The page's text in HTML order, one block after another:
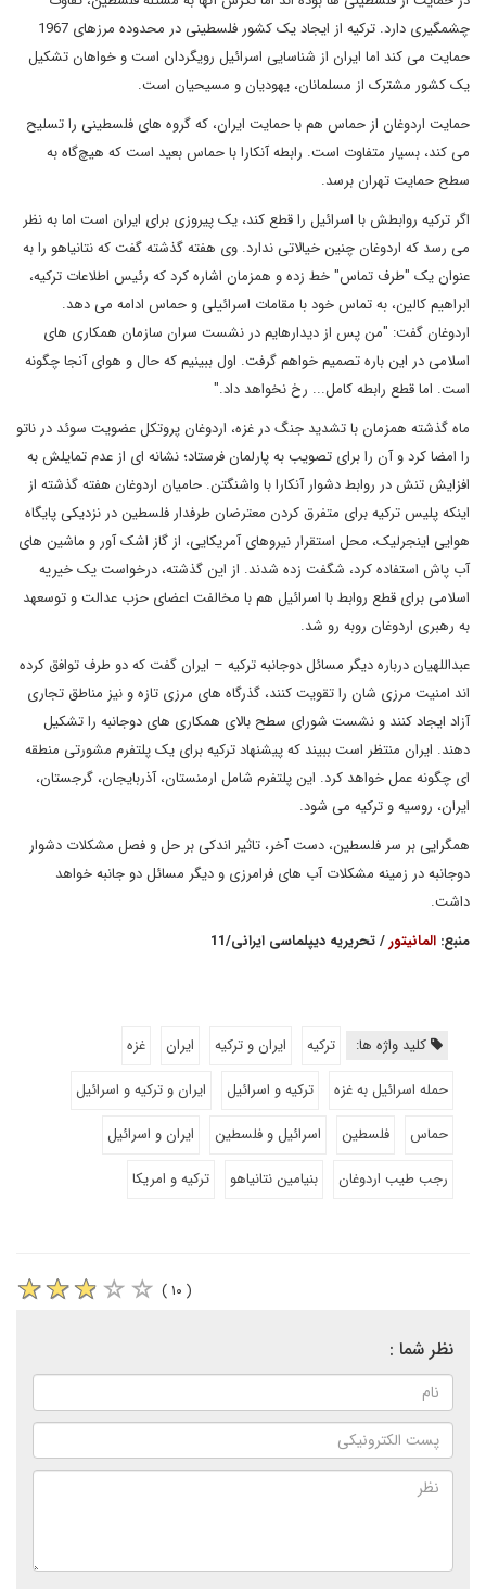
چشمگیری دارد. ترکیه از ایجاد یک کشور فلسطینی در محدوده مرزهای 1967
حمایت می کند اما ایران از شناسایی اسرائیل رویگردان است و خواهان تشکیل
یک کشور مشترک از مسلمانان، یهودیان و مسیحیان است.
حمایت اردوغان از حماس هم با حمایت ایران، که گروه های فلسطینی را تسلیح
می کند، بسیار متفاوت است. رابطه آنکارا با حماس بعید است که هیچ‌گاه به
سطح حمایت تهران برسد.
اگر ترکیه روابطش با اسرائیل را قطع کند، یک پیروزی برای ایران است اما به نظر
می رسد که اردوغان چنین خیالاتی ندارد. وی هفته گذشته گفت که نتانیاهو را به
عنوان یک "طرف تماس" خط زده و همزمان اشاره کرد که رئیس اطلاعات ترکیه،
ابراهیم کالین، به تماس خود با مقامات اسرائیلی و حماس ادامه می دهد.
اردوغان گفت: "من پس از دیدارهایم در نشست سران سازمان همکاری های
اسلامی در این باره تصمیم خواهم گرفت. اول ببینیم که حال و هوای آنجا چگونه
است. اما قطع رابطه کامل... رخ نخواهد داد."
ماه گذشته همزمان با تشدید جنگ در غزه، اردوغان پروتکل عضویت سوئد در ناتو
را امضا کرد و آن را برای تصویب به پارلمان فرستاد؛ نشانه ای از عدم تمایلش به
افزایش تنش در روابط دشوار آنکارا با واشنگتن. حامیان اردوغان هفته گذشته از
اینکه پلیس ترکیه برای متفرق کردن معترضان طرفدار فلسطین در نزدیکی پایگاه
هوایی اینجرلیک، محل استقرار نیروهای آمریکایی، از گاز اشک آور و ماشین های
آب پاش استفاده کرد، شگفت زده شدند. از این گذشته، درخواست یک خیریه
اسلامی برای قطع روابط با اسرائیل هم با مخالفت اعضای حزب عدالت و توسعهد
به رهبری اردوغان روبه رو شد.
عبداللهیان درباره دیگر مسائل دوجانبه ترکیه – ایران گفت که دو طرف توافق کرده
اند امنیت مرزی شان را تقویت کنند، گذرگاه های مرزی تازه و نیز مناطق تجاری
آزاد ایجاد کنند و نشست شورای سطح بالای همکاری های دوجانبه را تشکیل
دهند. ایران منتظر است ببیند که پیشنهاد ترکیه برای یک پلتفرم مشورتی منطقه
ای چگونه عمل خواهد کرد. این پلتفرم شامل ارمنستان، آذربایجان، گرجستان،
ایران، روسیه و ترکیه می شود.
همگرایی بر سر فلسطین، دست آخر، تاثیر اندکی بر حل و فصل مشکلات دشوار
دوجانبه در زمینه مشکلات آب های فرامرزی و دیگر مسائل دو جانبه خواهد
داشت.
منبع: المانیتور/ تحریریه دیپلماسی ایرانی/11
کلید واژه ها: ترکیه ایران و ترکیه ایران
غزه
حمله اسرائیل به غزه
ترکیه و اسرائیل
ایران و ترکیه و اسرائیل
حماس
فلسطین اسرائیل و فلسطین
ایران و اسرائیل
رجب طیب اردوغان
بنیامین نتانیاهو ترکیه و امریکا
( ۱۰ )
نظر شما :